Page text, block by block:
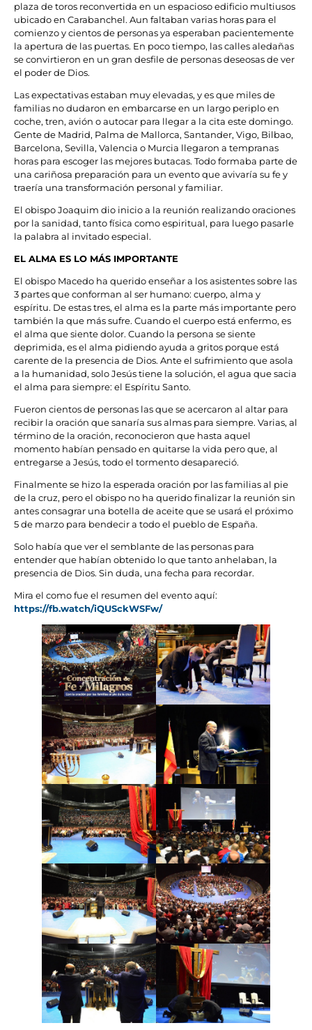
plaza de toros reconvertida en un espacioso edificio multiusos
ubicado en Carabanchel. Aun faltaban varias horas para el
comienzo y cientos de personas ya esperaban pacientemente
la apertura de las puertas. En poco tiempo, las calles aledañas
se convirtieron en un gran desfile de personas deseosas de ver
el poder de Dios.
Las expectativas estaban muy elevadas, y es que miles de
familias no dudaron en embarcarse en un largo periplo en
coche, tren, avión o autocar para llegar a la cita este domingo.
Gente de Madrid, Palma de Mallorca, Santander, Vigo, Bilbao,
Barcelona, Sevilla, Valencia o Murcia llegaron a tempranas
horas para escoger las mejores butacas. Todo formaba parte de
una cariñosa preparación para un evento que avivaría su fe y
traería una transformación personal y familiar.
El obispo Joaquim dio inicio a la reunión realizando oraciones
por la sanidad, tanto física como espiritual, para luego pasarle
la palabra al invitado especial.
EL ALMA ES LO MÁS IMPORTANTE
El obispo Macedo ha querido enseñar a los asistentes sobre las
3 partes que conforman al ser humano: cuerpo, alma y
espíritu. De estas tres, el alma es la parte más importante pero
también la que más sufre. Cuando el cuerpo está enfermo, es
el alma que siente dolor. Cuando la persona se siente
deprimida, es el alma pidiendo ayuda a gritos porque está
carente de la presencia de Dios. Ante el sufrimiento que asola
a la humanidad, solo Jesús tiene la solución, el agua que sacia
el alma para siempre: el Espíritu Santo.
Fueron cientos de personas las que se acercaron al altar para
recibir la oración que sanaría sus almas para siempre. Varias, al
término de la oración, reconocieron que hasta aquel
momento habían pensado en quitarse la vida pero que, al
entregarse a Jesús, todo el tormento desapareció.
Finalmente se hizo la esperada oración por las familias al pie
de la cruz, pero el obispo no ha querido finalizar la reunión sin
antes consagrar una botella de aceite que se usará el próximo
5 de marzo para bendecir a todo el pueblo de España.
Solo había que ver el semblante de las personas para
entender que habían obtenido lo que tanto anhelaban, la
presencia de Dios. Sin duda, una fecha para recordar.
Mira el como fue el resumen del evento aquí:
https://fb.watch/iQUSckWSFw/